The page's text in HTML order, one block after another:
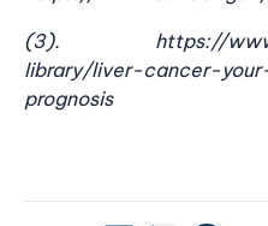
(3). https://
library/liver-cancer-
prognosis